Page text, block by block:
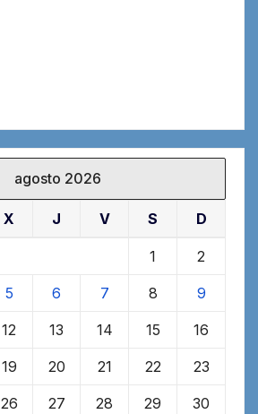
agosto 2026
X J V S D
1 2
5 6 7 8 9
12 13 14 15 16
19 20 21 22 23
26 27 28 29 30